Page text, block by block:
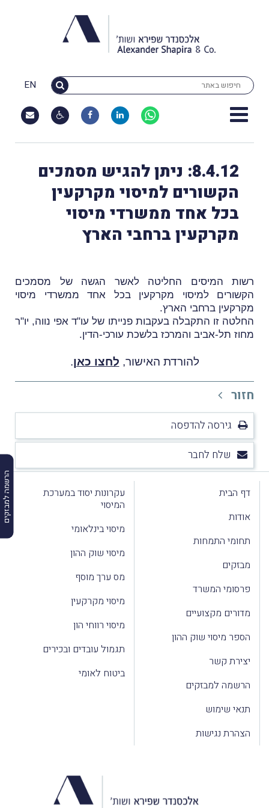
EN
הרשמה למבזקים
8.4.12: ניתן להגיש מסמכים
הקשורים למיסוי מקרקעין
בכל אחד ממשרדי מיסוי
מקרקעין ברחבי הארץ
רשות המיסים החליטה לאשר הגשה של מסמכים
הקשורים למיסוי מקרקעין בכל אחד ממשרדי מיסוי
מקרקעין ברחבי הארץ.
החלטה זו התקבלה בעקבות פנייתו של עו"ד אפי נווה, יו"ר
מחוז תל-אביב והמרכז בלשכת עורכי-הדין.
להורדת האישור, לחצו כאן.
חזור
גירסה להדפסה
שלח לחבר
דף הבית
אודות
תחומי התמחות
מבזקים
פרסומי המשרד
מדורים מקצועיים
הספר מיסוי שוק ההון
יצירת קשר
הרשמה למבזקים
תנאי שימוש
הצהרת נגישות
עקרונות יסוד במערכת
המיסוי
מיסוי בינלאומי
מיסוי שוק ההון
מס ערך מוסף
מיסוי מקרקעין
מיסוי רווחי הון
תגמול עובדים ובכירים
ביטוח לאומי